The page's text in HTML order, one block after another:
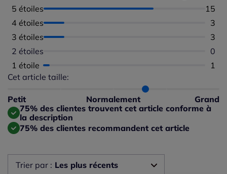
5 étoiles
15
4 étoiles
3
3 étoiles
3
2 étoiles
0
1 étoile
1
Cet article taille:
Petit Normalement Grand
Répartition du taillant selon les avis clients
Taille grand : 25%
75% des clientes trouvent cet article conforme à
la description
75% des clientes recommandent cet article
Trier par : Les plus récents